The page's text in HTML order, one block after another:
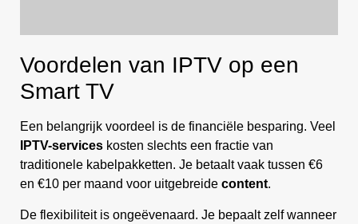
Voordelen van IPTV op een
Smart TV
Een belangrijk voordeel is de financiële besparing. Veel
IPTV-services kosten slechts een fractie van
traditionele kabelpakketten. Je betaalt vaak tussen €6
en €10 per maand voor uitgebreide content.
De flexibiliteit is ongeëvenaard. Je bepaalt zelf wanneer